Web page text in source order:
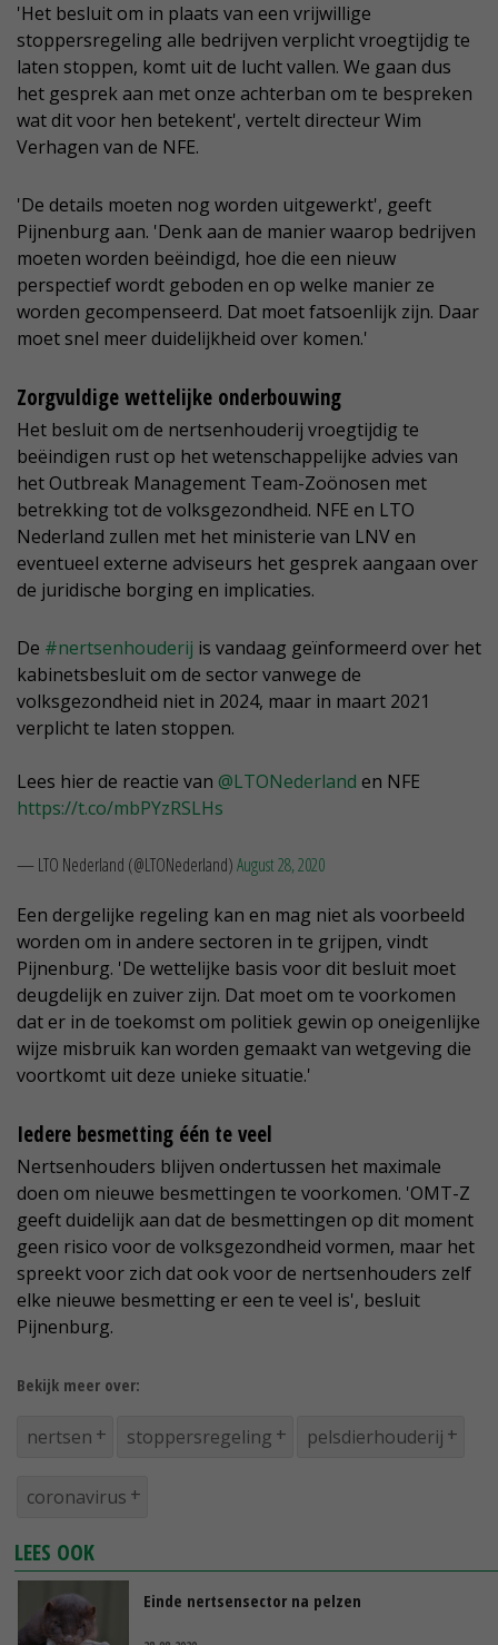
'Het besluit om in plaats van een vrijwillige
stoppersregeling alle bedrijven verplicht vroegtijdig te
laten stoppen, komt uit de lucht vallen. We gaan dus
het gesprek aan met onze achterban om te bespreken
wat dit voor hen betekent', vertelt directeur Wim
Verhagen van de NFE.
'De details moeten nog worden uitgewerkt', geeft
Pijnenburg aan. 'Denk aan de manier waarop bedrijven
moeten worden beëindigd, hoe die een nieuw
perspectief wordt geboden en op welke manier ze
worden gecompenseerd. Dat moet fatsoenlijk zijn. Daar
moet snel meer duidelijkheid over komen.'
Zorgvuldige wettelijke onderbouwing
Het besluit om de nertsenhouderij vroegtijdig te
beëindigen rust op het wetenschappelijke advies van
het Outbreak Management Team-Zoönosen met
betrekking tot de volksgezondheid. NFE en LTO
Nederland zullen met het ministerie van LNV en
eventueel externe adviseurs het gesprek aangaan over
de juridische borging en implicaties.
De #nertsenhouderij is vandaag geïnformeerd over het
kabinetsbesluit om de sector vanwege de
volksgezondheid niet in 2024, maar in maart 2021
verplicht te laten stoppen.
Lees hier de reactie van @LTONederland en NFE
https://t.co/mbPYzRSLHs
— LTO Nederland (@LTONederland)August 28, 2020
Een dergelijke regeling kan en mag niet als voorbeeld
worden om in andere sectoren in te grijpen, vindt
Pijnenburg. 'De wettelijke basis voor dit besluit moet
deugdelijk en zuiver zijn. Dat moet om te voorkomen
dat er in de toekomst om politiek gewin op oneigenlijke
wijze misbruik kan worden gemaakt van wetgeving die
voortkomt uit deze unieke situatie.'
Iedere besmetting één te veel
Nertsenhouders blijven ondertussen het maximale
doen om nieuwe besmettingen te voorkomen. 'OMT-Z
geeft duidelijk aan dat de besmettingen op dit moment
geen risico voor de volksgezondheid vormen, maar het
spreekt voor zich dat ook voor de nertsenhouders zelf
elke nieuwe besmetting er een te veel is', besluit
Pijnenburg.
Bekijk meer over:
nertsen stoppersregeling pelsdierhouderij
coronavirus
LEES OOK
Einde nertsensector na pelzen